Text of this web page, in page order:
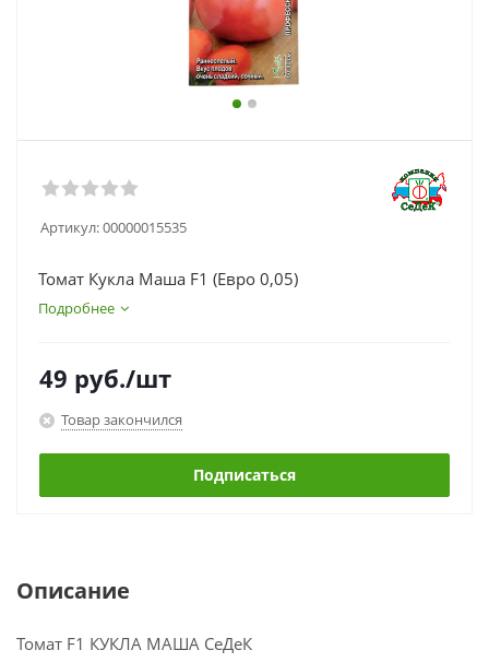
Артикул:00000015535
Томат Кукла Маша F1 (Евро 0,05)
Подробнее
49 руб./шт
Товар закончился
Подписаться
Описание
Томат F1 КУКЛА МАША СеДеК